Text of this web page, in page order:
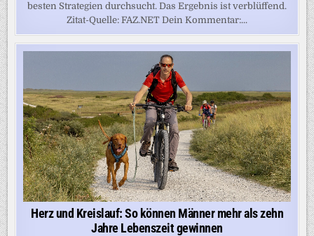
besten Strategien durchsucht. Das Ergebnis ist verblüffend.
Zitat-Quelle: FAZ.NET Dein Kommentar:...
Herz und Kreislauf: So können Männer mehr als zehn
Jahre Lebenszeit gewinnen